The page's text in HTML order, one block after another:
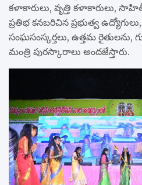
కళాకారులు, వృత్తి కళాకారులు,
ప్రతిభ కనబరిచిన ప్రభుత్వ
సంఘసంస్కర్తలు, ఉత్తమ రైతులను,
మంత్రి పురస్కారాలు అందజేస్తారు.